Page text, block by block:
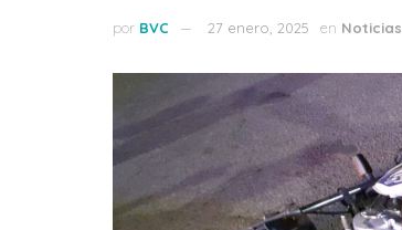
por BVC 27 enero, 2025 en Noticias